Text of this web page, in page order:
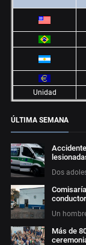
Unidad
ÚLTIMA SEMANA
Dos
Un
Más de